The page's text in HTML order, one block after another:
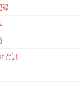
錄
資訊